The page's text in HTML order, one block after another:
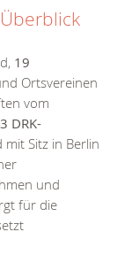
19
Ortsvereinen
vom
DRK-
Sitz in Berlin
und
für die